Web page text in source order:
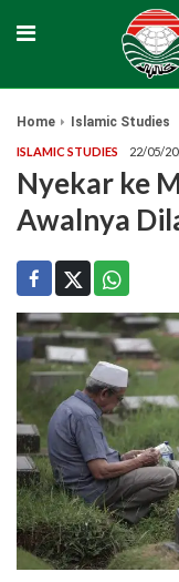
Home Islamic Studies
ISLAMIC STUDIES 22/05/
Nyekar ke
Awalnya